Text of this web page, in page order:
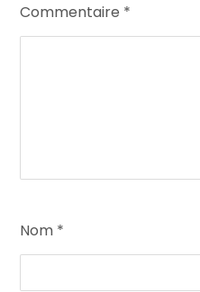
Commentaire *
Nom *